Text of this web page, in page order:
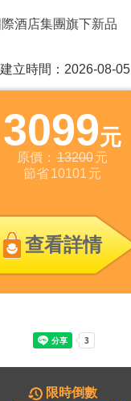
酒店集團旗下新品
建立時間：2026-08-05
3099元
原價： 13200元
節省10101 元
查看詳情
限時倒數